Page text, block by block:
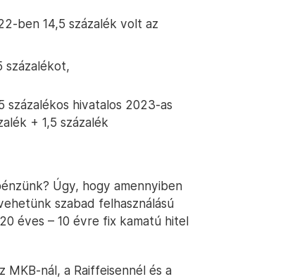
ben 14,5 százalék volt az
százalékot,
százalékos hivatalos 2023-as
+ 1,5 százalék
Úgy, hogy amennyiben
szabad felhasználású
éves – 10 évre fix kamatú hitel
MKB-nál, a Raiffeisennél és a